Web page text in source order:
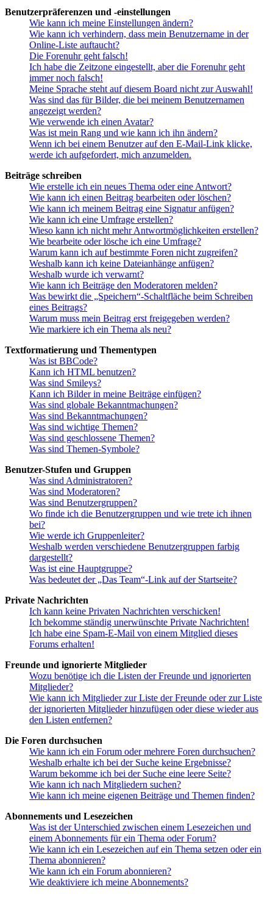
Benutzerpräferenzen und -einstellungen
Wie kann ich meine Einstellungen ändern?
Wie kann ich verhindern, dass mein Benutzername in der
Online-Liste auftaucht?
Die Forenuhr geht falsch!
Ich habe die Zeitzone eingestellt, aber die Forenuhr geht
immer noch falsch!
Meine Sprache steht auf diesem Board nicht zur Auswahl!
Was sind das für Bilder, die bei meinem Benutzernamen
angezeigt werden?
Wie verwende ich einen Avatar?
Was ist mein Rang und wie kann ich ihn ändern?
Wenn ich bei einem Benutzer auf den E-Mail-Link klicke,
werde ich aufgefordert, mich anzumelden.
Beiträge schreiben
Wie erstelle ich ein neues Thema oder eine Antwort?
Wie kann ich einen Beitrag bearbeiten oder löschen?
Wie kann ich meinem Beitrag eine Signatur anfügen?
Wie kann ich eine Umfrage erstellen?
Wieso kann ich nicht mehr Antwortmöglichkeiten erstellen?
Wie bearbeite oder lösche ich eine Umfrage?
Warum kann ich auf bestimmte Foren nicht zugreifen?
Weshalb kann ich keine Dateianhänge anfügen?
Weshalb wurde ich verwarnt?
Wie kann ich Beiträge den Moderatoren melden?
Was bewirkt die „Speichern“-Schaltfläche beim Schreiben
eines Beitrags?
Warum muss mein Beitrag erst freigegeben werden?
Wie markiere ich ein Thema als neu?
Textformatierung und Thementypen
Was ist BBCode?
Kann ich HTML benutzen?
Was sind Smileys?
Kann ich Bilder in meine Beiträge einfügen?
Was sind globale Bekanntmachungen?
Was sind Bekanntmachungen?
Was sind wichtige Themen?
Was sind geschlossene Themen?
Was sind Themen-Symbole?
Benutzer-Stufen und Gruppen
Was sind Administratoren?
Was sind Moderatoren?
Was sind Benutzergruppen?
Wo finde ich die Benutzergruppen und wie trete ich ihnen
bei?
Wie werde ich Gruppenleiter?
Weshalb werden verschiedene Benutzergruppen farbig
dargestellt?
Was ist eine Hauptgruppe?
Was bedeutet der „Das Team“-Link auf der Startseite?
Private Nachrichten
Ich kann keine Privaten Nachrichten verschicken!
Ich bekomme ständig unerwünschte Private Nachrichten!
Ich habe eine Spam-E-Mail von einem Mitglied dieses
Forums erhalten!
Freunde und ignorierte Mitglieder
Wozu benötige ich die Listen der Freunde und ignorierten
Mitglieder?
Wie kann ich Mitglieder zur Liste der Freunde oder zur Liste
der ignorierten Mitglieder hinzufügen oder diese wieder aus
den Listen entfernen?
Die Foren durchsuchen
Wie kann ich ein Forum oder mehrere Foren durchsuchen?
Weshalb erhalte ich bei der Suche keine Ergebnisse?
Warum bekomme ich bei der Suche eine leere Seite?
Wie kann ich nach Mitgliedern suchen?
Wie kann ich meine eigenen Beiträge und Themen finden?
Abonnements und Lesezeichen
Was ist der Unterschied zwischen einem Lesezeichen und
einem Abonnements für ein Thema oder Forum?
Wie kann ich ein Lesezeichen auf ein Thema setzen oder ein
Thema abonnieren?
Wie kann ich ein Forum abonnieren?
Wie deaktiviere ich meine Abonnements?